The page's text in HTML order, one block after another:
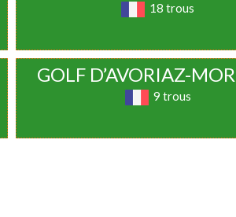
18 trous
GOLF D’AVORIAZ-
9 trous